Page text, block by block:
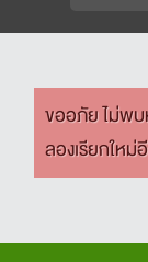
ขออภัย ไม่พ
ลองเรียกใหม่